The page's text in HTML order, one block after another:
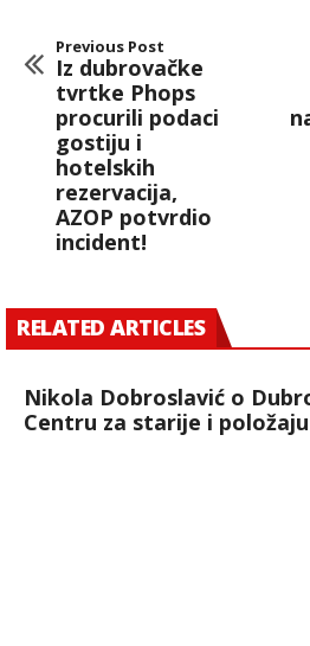
Previous Post
Iz dubrovačke
tvrtke Phops
procurili podaci
gostiju i
hotelskih
rezervacija,
AZOP potvrdio
incident!
RELATED ARTICLES
Nikola Dobroslavić o
Centru za starije i